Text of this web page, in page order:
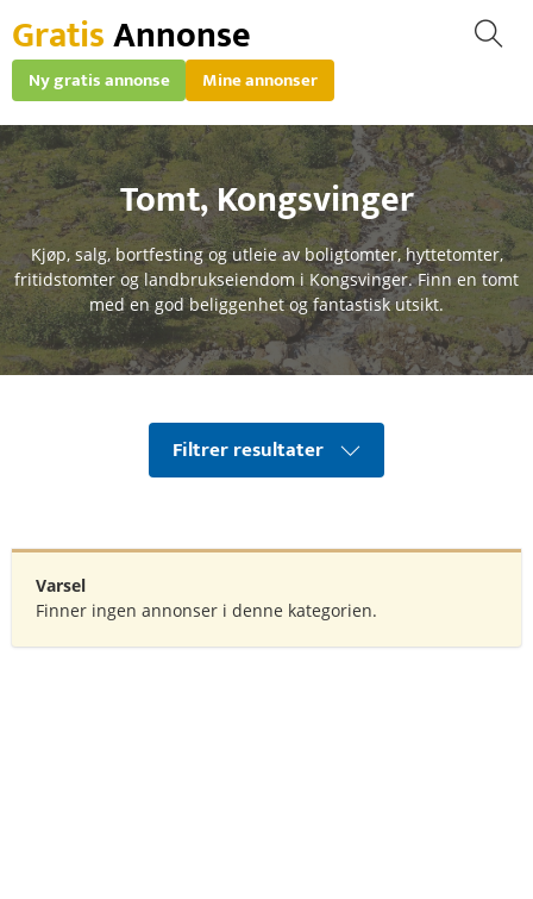
GratisAnnonse
Ny gratis annonse Mine annonser
Tomt,Kongsvinger
Kjøp, salg, bortfesting og utleie av boligtomter, hyttetomter,
fritidstomter og landbrukseiendom i Kongsvinger. Finn en tomt
med en god beliggenhet og fantastisk utsikt.
Filtrer resultater
Varsel
Finner ingen annonser i denne kategorien.